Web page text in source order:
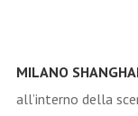
MILANO
all’interno della